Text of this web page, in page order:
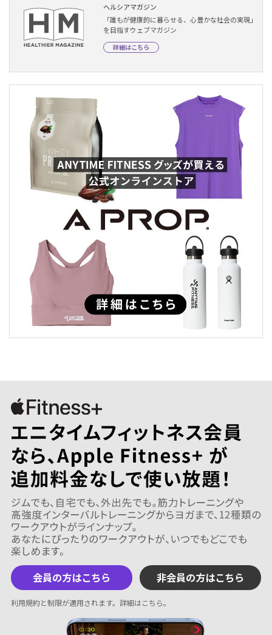
ヘルシアマガジン
「誰もが健康的に暮らせる、心豊かな社会の実現」
を目指すウェブマガジン
詳細はこちら
会員の方はこちら 非会員の方はこちら
利用規約と制限が適用されます。 詳細はこちら。